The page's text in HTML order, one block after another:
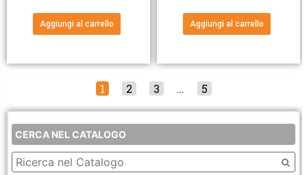
CERCA NEL CATALOGO
Aggiungi al carrello Aggiungi al carrello
1 2 3 … 5